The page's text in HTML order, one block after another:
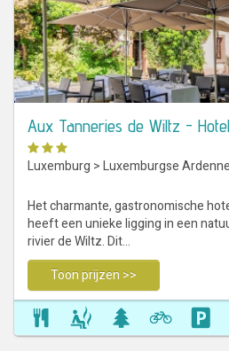
Aux Tanneries de Wiltz -
Luxemburg >Luxemburgse
Het charmante, gastronomische
heeft een unieke ligging in een
rivier de Wiltz. Dit…
Toon prijzen >>